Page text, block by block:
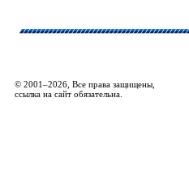
© 2001–2026, Все права защищены,
ссылка на сайт обязательна.